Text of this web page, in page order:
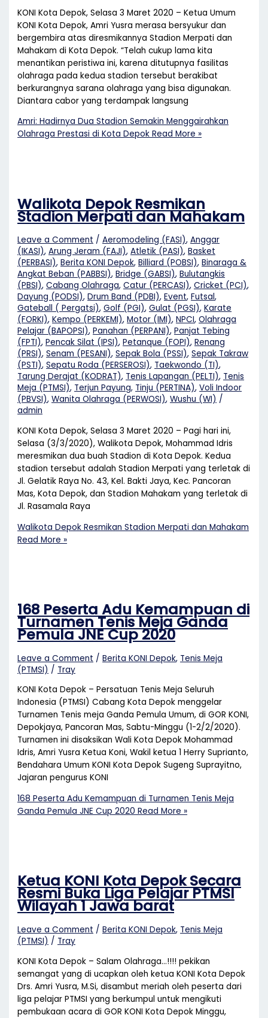
KONI Kota Depok, Selasa 3 Maret 2020 – Ketua Umum
KONI Kota Depok, Amri Yusra merasa bersyukur dan
bergembira atas diresmikannya Stadion Merpati dan
Mahakam di Kota Depok. “Telah cukup lama kita
menantikan peristiwa ini, karena ditutupnya fasilitas
olahraga pada kedua stadion tersebut berakibat
berkurangnya sarana olahraga yang bisa digunakan.
Diantara cabor yang terdampak langsung
Amri: Hadirnya Dua Stadion Semakin Menggairahkan
Olahraga Prestasi di Kota Depok Read More »
Walikota Depok Resmikan
Stadion Merpati dan Mahakam
Leave a Comment /Aeromodeling (FASI),Anggar
(IKASI),Arung Jeram (FAJI),Atletik (PASI),Basket
(PERBASI),Berita KONI Depok,Billiard (POBSI),Binaraga &
Angkat Beban (PABBSI),Bridge (GABSI),Bulutangkis
(PBSI),Cabang Olahraga,Catur (PERCASI),Cricket (PCI),
Dayung (PODSI),Drum Band (PDBI),Event,Futsal,
Gateball ( Pergatsi),Golf (PGI),Gulat (PGSI),Karate
(FORKI),Kempo (PERKEMI),Motor (IMI),NPCI,Olahraga
Pelajar (BAPOPSI),Panahan (PERPANI),Panjat Tebing
(FPTI),Pencak Silat (IPSI),Petanque (FOPI),Renang
(PRSI),Senam (PESANI),Sepak Bola (PSSI),Sepak Takraw
(PSTI),Sepatu Roda (PERSEROSI), Taekwondo (TI),
Tarung Derajat (KODRAT), Tenis Lapangan (PELTI), Tenis
Meja (PTMSI), Terjun Payung, Tinju (PERTINA),Voli Indoor
(PBVSI),Wanita Olahraga (PERWOSI),Wushu (WI) /
admin
KONI Kota Depok, Selasa 3 Maret 2020 – Pagi hari ini,
Selasa (3/3/2020), Walikota Depok, Mohammad Idris
meresmikan dua buah Stadion di Kota Depok. Kedua
stadion tersebut adalah Stadion Merpati yang terletak di
Jl. Gelatik Raya No. 43, Kel. Bakti Jaya, Kec. Pancoran
Mas, Kota Depok, dan Stadion Mahakam yang terletak di
Jl. Rasamala Raya
Walikota Depok Resmikan Stadion Merpati dan Mahakam
Read More »
168 Peserta Adu Kemampuan di
Turnamen Tenis Meja Ganda
Pemula JNE Cup 2020
Leave a Comment /Berita KONI Depok, Tenis Meja
(PTMSI) / Tray
KONI Kota Depok – Persatuan Tenis Meja Seluruh
Indonesia (PTMSI) Cabang Kota Depok menggelar
Turnamen Tenis meja Ganda Pemula Umum, di GOR KONI,
Depokjaya, Pancoran Mas, Sabtu-Minggu (1-2/2/2020).
Turnamen ini disaksikan Wali Kota Depok Mohammad
Idris, Amri Yusra Ketua Koni, Wakil ketua 1 Herry Suprianto,
Bendahara Umum KONI Kota Depok Sugeng Suprayitno,
Jajaran pengurus KONI
168 Peserta Adu Kemampuan di Turnamen Tenis Meja
Ganda Pemula JNE Cup 2020 Read More »
Ketua KONI Kota Depok Secara
Resmi Buka Liga Pelajar PTMSI
Wilayah 1 Jawa barat
Leave a Comment /Berita KONI Depok, Tenis Meja
(PTMSI) / Tray
KONI Kota Depok – Salam Olahraga…!!!! pekikan
semangat yang di ucapkan oleh ketua KONI Kota Depok
Drs. Amri Yusra, M.Si, disambut meriah oleh peserta dari
liga pelajar PTMSI yang berkumpul untuk mengikuti
pembukaan acara di GOR KONI Kota Depok Minggu,